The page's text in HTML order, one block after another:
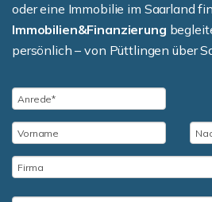
oder eine Immobilie im Saarland
Immobilien&Finanzierung
persönlich – von Püttlingen über